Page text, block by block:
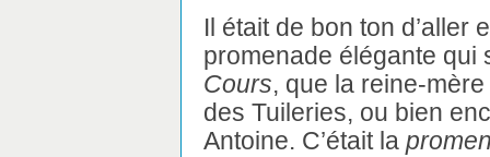
Il était de bon ton d’aller
promenade élégante qui
Cours, que la reine-
des Tuileries, ou bien
Antoine. C’était la